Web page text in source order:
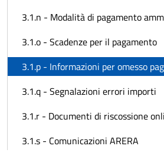
3.1.n - Modalità di pagamento
3.1.o - Scadenze per il pagamento
3.1.p - Informazioni per omesso
3.1.q - Segnalazioni errori importi
3.1.r - Documenti di riscossione
3.1.s - Comunicazioni ARERA